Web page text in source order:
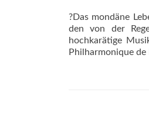
?Das mondäne
den von der
hochkarätige
Philharmonique